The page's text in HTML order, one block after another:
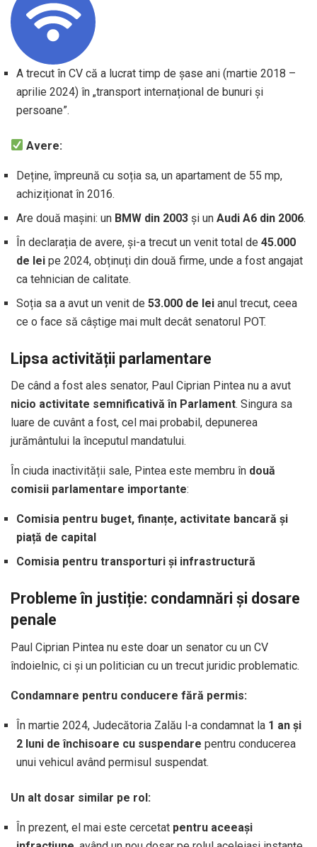
A trecut în CV că a lucrat timp de șase ani (martie 2018 –
aprilie 2024) în „transport internațional de bunuri și
persoane”.
Avere:
Deține, împreună cu soția sa, un apartament de 55 mp,
achiziționat în 2016.
Are două mașini: un BMW din 2003 și un Audi A6 din 2006.
În declarația de avere, și-a trecut un venit total de 45.000
de lei pe 2024, obținuți din două firme, unde a fost angajat
ca tehnician de calitate.
Soția sa a avut un venit de 53.000 de lei anul trecut, ceea
ce o face să câștige mai mult decât senatorul POT.
Lipsa activității parlamentare
De când a fost ales senator, Paul Ciprian Pintea nu a avut
nicio activitate semnificativă în Parlament. Singura sa
luare de cuvânt a fost, cel mai probabil, depunerea
jurământului la începutul mandatului.
În ciuda inactivității sale, Pintea este membru în două
comisii parlamentare importante:
Comisia pentru buget, finanțe, activitate bancară și
piață de capital
Comisia pentru transporturi și infrastructură
Probleme în justiție: condamnări și dosare
penale
Paul Ciprian Pintea nu este doar un senator cu un CV
îndoielnic, ci și un politician cu un trecut juridic problematic.
Condamnare pentru conducere fără permis:
În martie 2024, Judecătoria Zalău l-a condamnat la 1 an și
2 luni de închisoare cu suspendare pentru conducerea
unui vehicul având permisul suspendat.
Un alt dosar similar pe rol:
În prezent, el mai este cercetat pentru aceeași